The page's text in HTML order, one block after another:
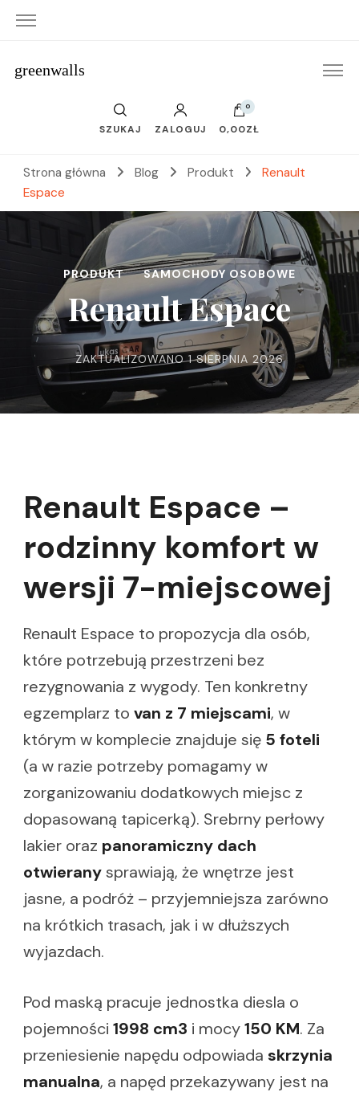
greenwalls
SZUKAJ ZALOGUJ
0
0,00ZŁ
Strona główna Blog Produkt
Renault
Espace
PRODUKT SAMOCHODY OSOBOWE
Renault Espace
ZAKTUALIZOWANO1 SIERPNIA 2026
Renault Espace –
rodzinny komfort w
wersji 7-miejscowej
Renault Espace to propozycja dla osób,
które potrzebują przestrzeni bez
rezygnowania z wygody. Ten konkretny
egzemplarz to van z 7 miejscami, w
którym w komplecie znajduje się 5 foteli
(a w razie potrzeby pomagamy w
zorganizowaniu dodatkowych miejsc z
dopasowaną tapicerką). Srebrny perłowy
lakier oraz panoramiczny dach
otwieranysprawiają, że wnętrze jest
jasne, a podróż – przyjemniejsza zarówno
na krótkich trasach, jak i w dłuższych
wyjazdach.
Pod maską pracuje jednostka diesla o
pojemności 1998 cm3 i mocy150 KM. Za
przeniesienie napędu odpowiada skrzynia
manualna, a napęd przekazywany jest na